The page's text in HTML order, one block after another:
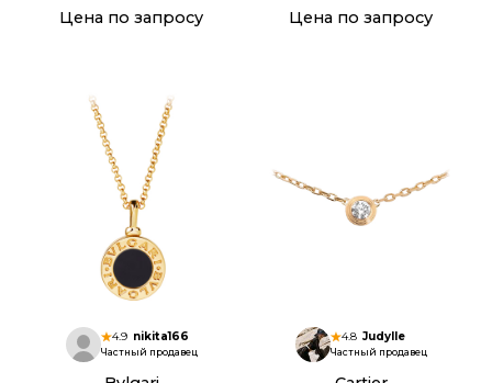
Цена по запросу
Цена по запросу
4.9 nikita166
Частный продавец
4.8 Judylle
Частный продавец